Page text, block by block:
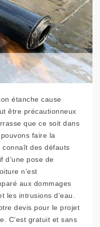
étanche cause
être précautionneux
que ce soit dans
faire la
des défauts
d’une pose de
n’est
aux dommages
les intrusions d’eau.
devis pour le projet
C’est gratuit et sans